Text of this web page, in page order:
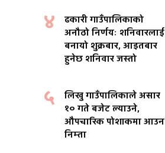
४
ढकारी गाउँपालिकाको
अनौठो निर्णयः शनिवारलाई
बनायो शुक्रबार, आइतबार
हुनेछ शनिवार जस्तो
५
लिखु गाउँपालिकाले असार
१० गते बजेट ल्याउने,
औपचारिक पोशाकमा आउन
निम्ता